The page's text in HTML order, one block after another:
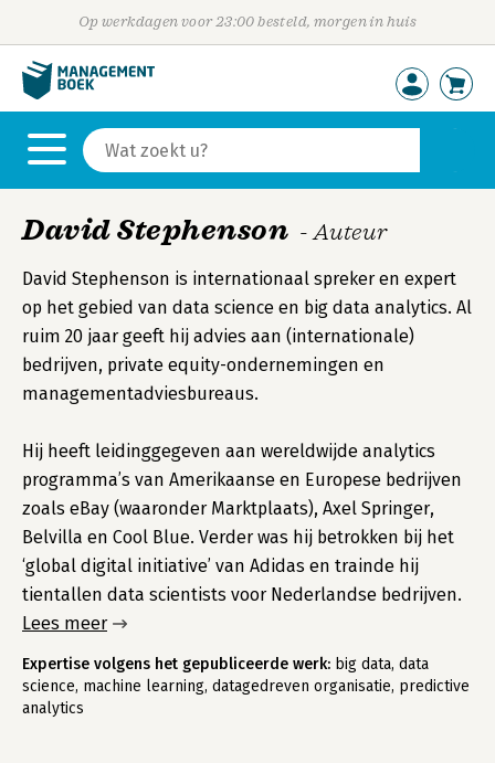
Op werkdagen voor 23:00 besteld, morgen in huis
David Stephenson - Auteur
David Stephenson is internationaal spreker en expert
op het gebied van data science en big data analytics. Al
ruim 20 jaar geeft hij advies aan (internationale)
bedrijven, private equity-ondernemingen en
managementadviesbureaus.
Hij heeft leidinggegeven aan wereldwijde analytics
programma’s van Amerikaanse en Europese bedrijven
zoals eBay (waaronder Marktplaats), Axel Springer,
Belvilla en Cool Blue. Verder was hij betrokken bij het
‘global digital initiative’ van Adidas en trainde hij
tientallen data scientists voor Nederlandse bedrijven.
Lees meer
Expertise volgens het gepubliceerde werk: big data, data
science, machine learning, datagedreven organisatie, predictive
analytics